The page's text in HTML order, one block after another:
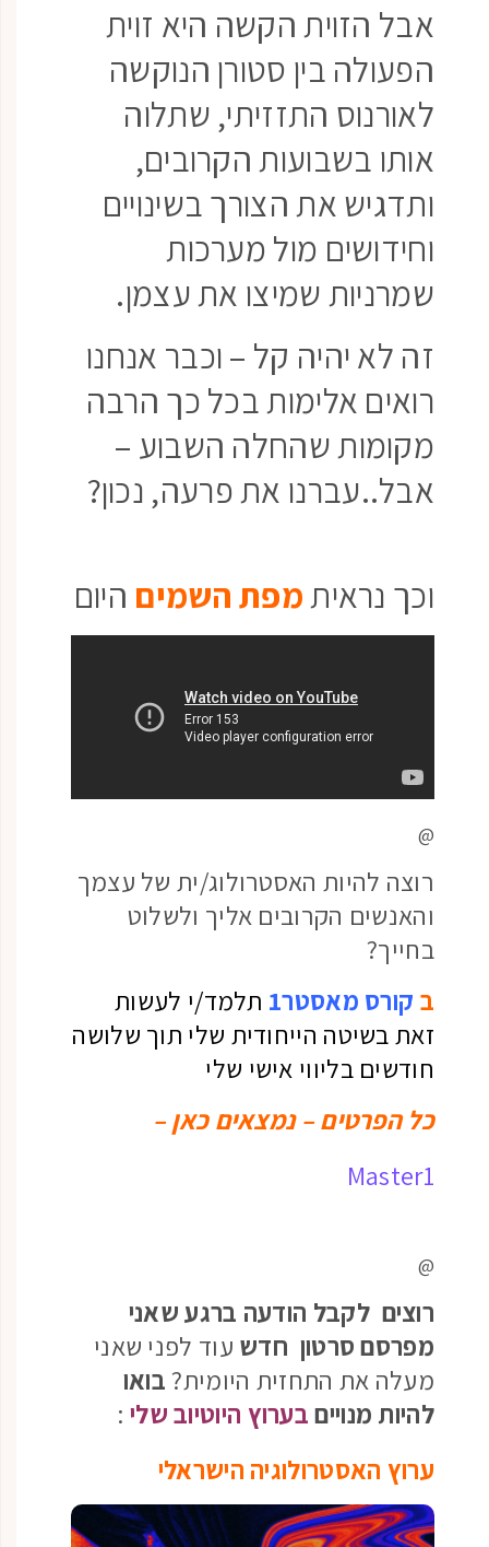
אבל הזוית הקשה היא זוית
הפעולה בין סטורן הנוקשה
לאורנוס התזזיתי, שתלוה
אותו בשבועות הקרובים,
ותדגיש את הצורך בשינויים
וחידושים מול מערכות
שמרניות שמיצו את עצמן.
זה לא יהיה קל – וכבר אנחנו
רואים אלימות בכל כך הרבה
מקומות שהחלה השבוע –
אבל..עברנו את פרעה, נכון?
וכך נראיתמפת השמים היום
@
רוצה להיות האסטרולוג/ית של עצמך
והאנשים הקרובים אליך ולשלוט
בחייך?
ב קורס מאסטר1
תלמד/י לעשות
זאת בשיטה הייחודית שלי תוך שלושה
חודשים בליווי אישי שלי
כל הפרטים – נמצאים כאן –
Master1
@
רוצים לקבל הודעה ברגע שאני
מפרסם סרטון חדש עוד לפני שאני
מעלה את התחזית היומית? בואו
להיות מנוייםבערוץ היוטיוב שלי :
ערוץ האסטרולוגיה הישראלי